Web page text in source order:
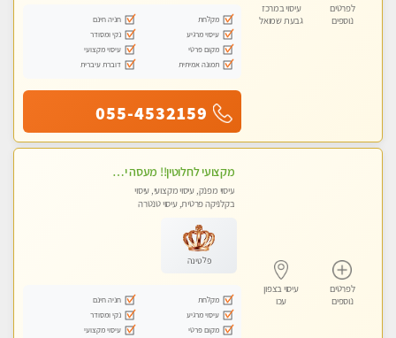
לפרטים
נוספים
עיסוי במרכז
גבעת שמואל
מקלחת
חניה חינם
עיסוי מרגיע
נקי ומסודר
מקום פרטי
עיסוי מקצועי
תמונה אמיתית
דוברת עיברית
055-4532159
לפרטים
נוספים
עיסוי בצפון
עכו
מקצועי לחלוטין!! מעסה יפה איכותית מקצועית ומפנקת מאוד פרטי מומלץ בחום.עיסוי מפנק מאוווד.
עיסוי מפנק, עיסוי מקצועי, עיסוי
בקלניקה פרטית, עיסוי טנטרה
פלטינה
מקלחת
חניה חינם
עיסוי מרגיע
נקי ומסודר
מקום פרטי
עיסוי מקצועי